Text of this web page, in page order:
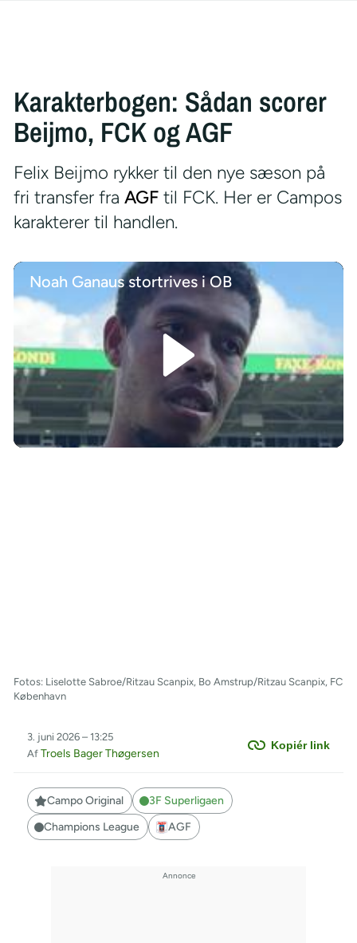
Karakterbogen: Sådan scorer
Beijmo, FCK og AGF
Felix Beijmo rykker til den nye sæson på
fri transfer fra AGFtil FCK. Her er Campos
karakterer til handlen.
Noah Ganaus stortrives i OB
/
Fotos: Liselotte Sabroe/Ritzau Scanpix, Bo Amstrup/Ritzau Scanpix, FC
København
Kopiér link
3. juni 2026 – 13:25
Af Troels Bager Thøgersen
Campo Original
3F Superligaen
AGF
Champions League